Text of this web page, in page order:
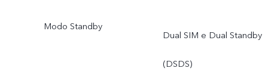
Modo Standby
Dual SIM e Dual Standby
(DSDS)